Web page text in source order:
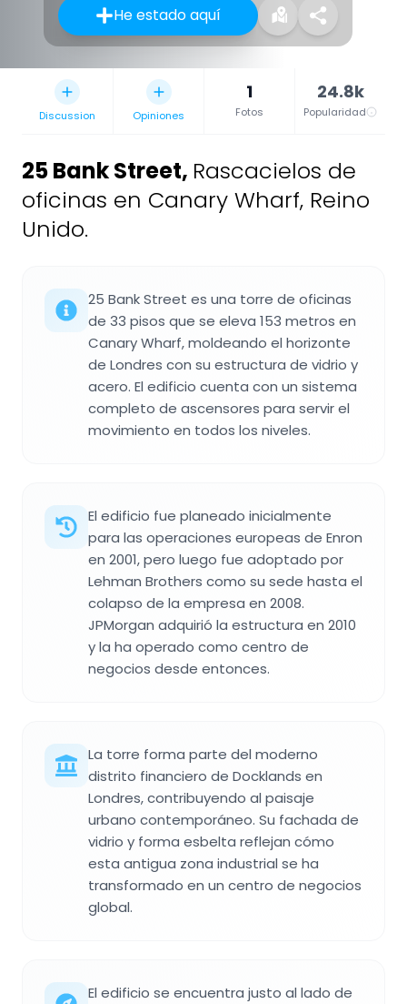
He estado aquí
Discussion Opiniones
1
Fotos
24.8k
Popularidad
25 Bank Street, Rascacielos de
oficinas en Canary Wharf, Reino
Unido.
25 Bank Street es una torre de oficinas
de 33 pisos que se eleva 153 metros en
Canary Wharf, moldeando el horizonte
de Londres con su estructura de vidrio y
acero. El edificio cuenta con un sistema
completo de ascensores para servir el
movimiento en todos los niveles.
El edificio fue planeado inicialmente
para las operaciones europeas de Enron
en 2001, pero luego fue adoptado por
Lehman Brothers como su sede hasta el
colapso de la empresa en 2008.
JPMorgan adquirió la estructura en 2010
y la ha operado como centro de
negocios desde entonces.
La torre forma parte del moderno
distrito financiero de Docklands en
Londres, contribuyendo al paisaje
urbano contemporáneo. Su fachada de
vidrio y forma esbelta reflejan cómo
esta antigua zona industrial se ha
transformado en un centro de negocios
global.
El edificio se encuentra justo al lado de